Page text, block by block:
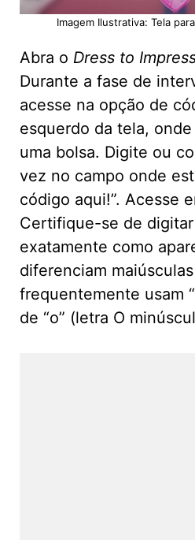
Imagem Ilustrativa: Tela
Abra o Dress to
Durante a fase de
acesse na opção de
esquerdo da tela,
uma bolsa. Digite ou
vez no campo onde
código aqui!”. Acesse
Certifique-se de
exatamente como
diferenciam
frequentemente usam
de “o” (letra O